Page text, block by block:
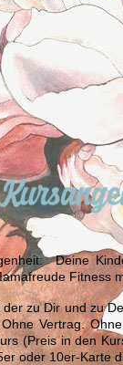
Deine
Fitness
der zu Dir und zu
Vertrag.
(Preis in den
oder 10er-Karte